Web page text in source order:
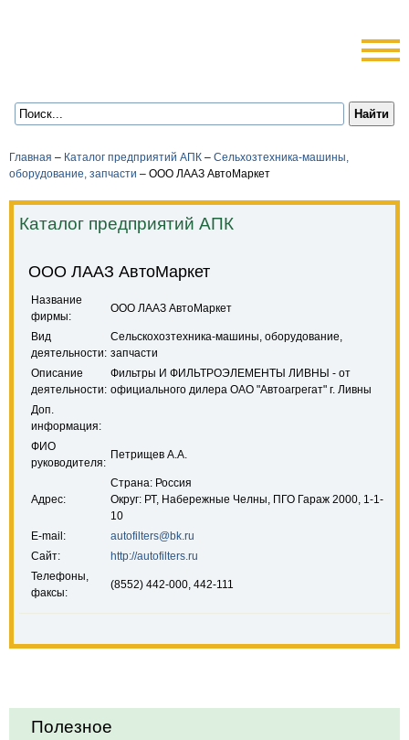
Главная – Каталог предприятий АПК – Сельхозтехника-машины,
оборудование, запчасти – ООО ЛААЗ АвтоМаркет
Каталог предприятий АПК
ООО ЛААЗ АвтоМаркет
Название
фирмы:
ООО ЛААЗ АвтоМаркет
Вид
деятельности:
Сельскохозтехника-машины, оборудование,
запчасти
Описание
деятельности:
Фильтры И ФИЛЬТРОЭЛЕМЕНТЫ ЛИВНЫ - от
официального дилера ОАО "Автоагрегат" г. Ливны
Доп.
информация:
ФИО
руководителя:
Петрищев А.А.
Адрес:
Страна: Россия
Округ: РТ, Набережные Челны, ПГО Гараж 2000, 1-1-
10
E-mail:
autofilters@bk.ru
Сайт:
http://autofilters.ru
Телефоны,
факсы:
(8552) 442-000, 442-111
Полезное